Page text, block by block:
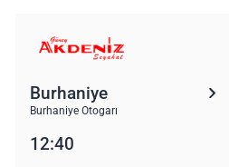
Burhaniye
Burhaniye Otogarı
12:40